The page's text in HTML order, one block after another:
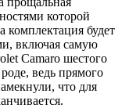
которой
комплектация будет
включая самую
Camaro шестого
ведь прямого
что для